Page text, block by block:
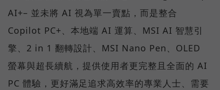
AI+– 並未將 AI 視為單一賣點，而是整合
Copilot PC+、本地端 AI 運算、MSI AI 智慧引
擎、2 in 1 翻轉設計、MSI Nano Pen、OLED
螢幕與超長續航，提供使用者更完整且全面的 AI
PC 體驗，更好滿足追求高效率的專業人士、需要